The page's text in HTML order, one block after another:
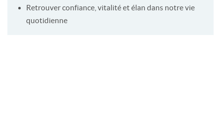
Retrouver confiance, vitalité et élan dans notre vie
quotidienne